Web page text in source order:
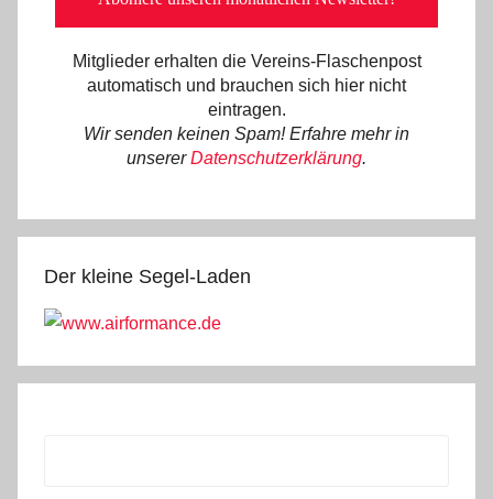
Mitglieder erhalten die Vereins-Flaschenpost
automatisch und brauchen sich hier nicht
eintragen.
Wir senden keinen Spam! Erfahre mehr in
unsererDatenschutzerklärung.
Der kleine Segel-Laden